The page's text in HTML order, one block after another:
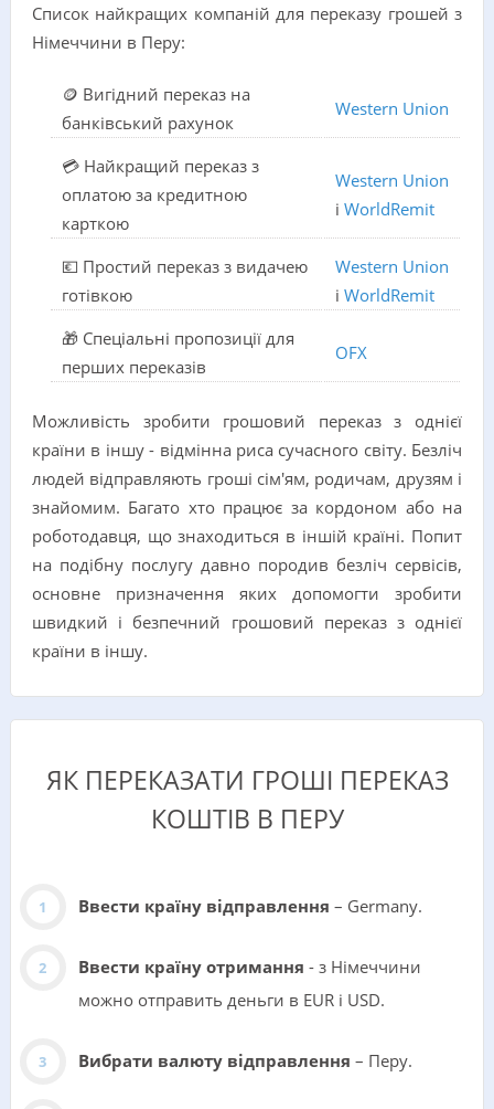
Список найкращих компаній для переказу грошей з
Німеччини в Перу:
🪙 Вигідний переказ на
банківський рахунок
Western Union
💳 Найкращий переказ з
оплатою за кредитною
карткою
Western Union
і WorldRemit
💶 Простий переказ з видачею
готівкою
Western Union
і WorldRemit
🎁 Спеціальні пропозиції для
перших переказів
OFX
Можливість зробити грошовий переказ з однієї
країни в іншу - відмінна риса сучасного світу. Безліч
людей відправляють гроші сім'ям, родичам, друзям і
знайомим. Багато хто працює за кордоном або на
роботодавця, що знаходиться в іншій країні. Попит
на подібну послугу давно породив безліч сервісів,
основне призначення яких допомогти зробити
швидкий і безпечний грошовий переказ з однієї
країни в іншу.
ЯК ПЕРЕКАЗАТИ ГРОШІ ПЕРЕКАЗ
КОШТІВ В ПЕРУ
Ввести країну відправлення – Germany.
Ввести країну отримання - з Німеччини
можно отправить деньги в EUR i USD.
Вибрати валюту відправлення – Перу.